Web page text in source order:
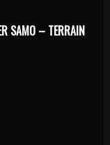
SAMO – TERRAIN